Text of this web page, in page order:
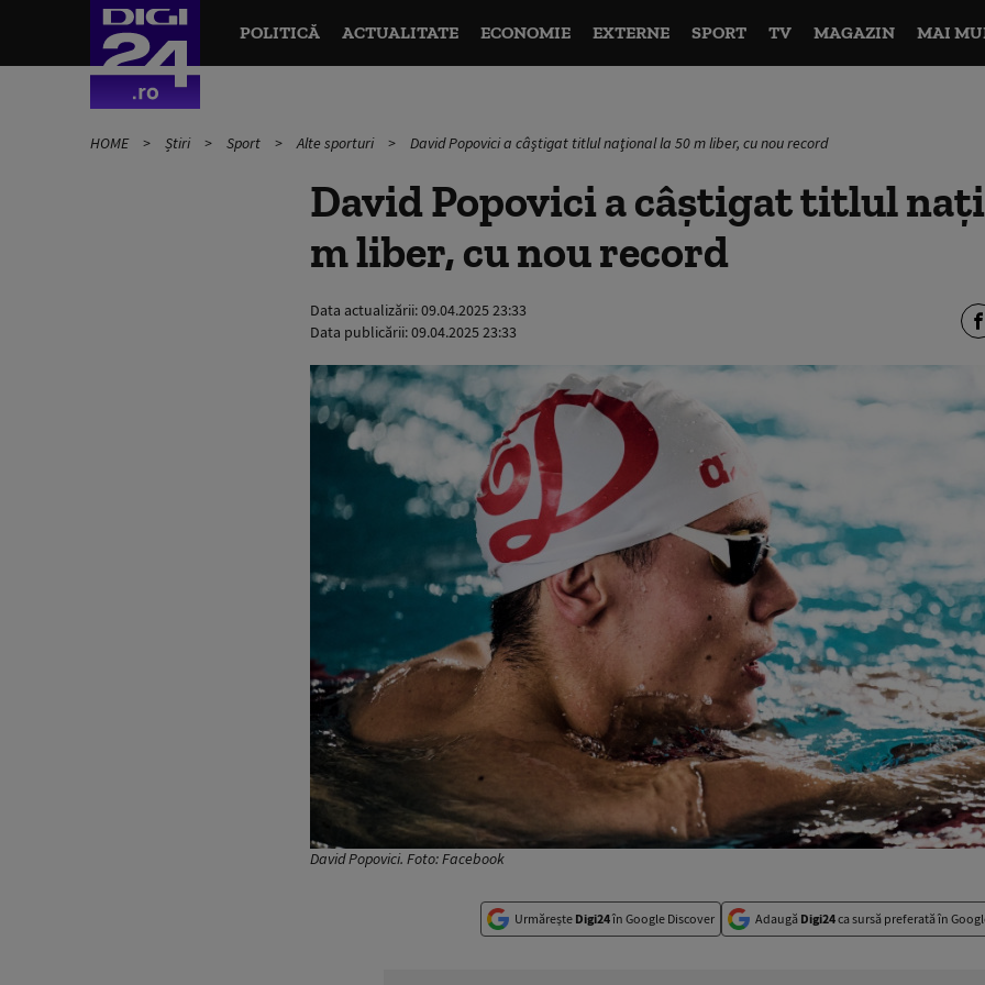
POLITICĂ ACTUALITATE ECONOMIE EXTERNE SPORT TV MAGAZIN MAI
HOME Știri Sport Alte sporturi David Popovici a câştigat titlul naţional la 50 m liber, cu nou record
David Popovici a câştigat titlul
m liber, cu nou record
Data actualizării:09.04.2025 23:33
Data publicării:09.04.2025 23:33
David Popovici. Foto: Facebook
Urmărește Digi24în Google Discover Adaugă Digi24ca sursă preferată în